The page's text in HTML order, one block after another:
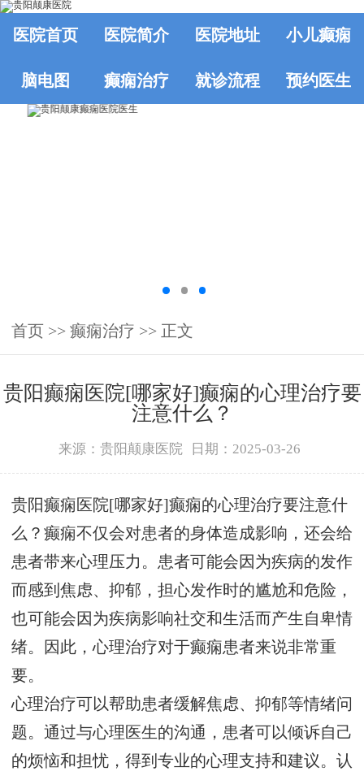
医院首页 医院简介 医院地址 小儿癫痫
脑电图 癫痫治疗 就诊流程 预约医生
首页 >> 癫痫治疗 >> 正文
贵阳癫痫医院[哪家好]癫痫的心理治疗要
注意什么？
来源：贵阳颠康医院 日期：2025-03-26
贵阳癫痫医院[哪家好]癫痫的心理治疗要注意什
么？癫痫不仅会对患者的身体造成影响，还会给
患者带来心理压力。患者可能会因为疾病的发作
而感到焦虑、抑郁，担心发作时的尴尬和危险，
也可能会因为疾病影响社交和生活而产生自卑情
绪。因此，心理治疗对于癫痫患者来说非常重
要。
心理治疗可以帮助患者缓解焦虑、抑郁等情绪问
题。通过与心理医生的沟通，患者可以倾诉自己
的烦恼和担忧，得到专业的心理支持和建议。认